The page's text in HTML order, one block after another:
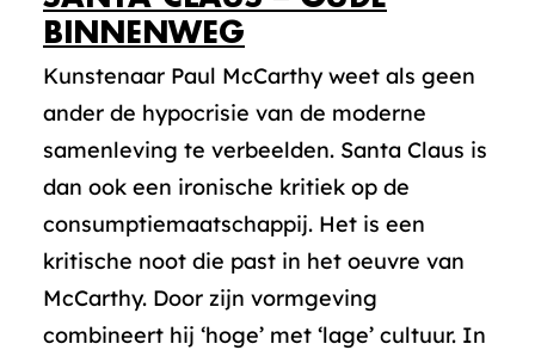
BINNENWEG
Kunstenaar Paul McCarthy weet als geen
ander de hypocrisie van de moderne
samenleving te verbeelden. Santa Claus is
dan ook een ironische kritiek op de
consumptiemaatschappij. Het is een
kritische noot die past in het oeuvre van
McCarthy. Door zijn vormgeving
combineert hij ‘hoge’ met ‘lage’ cultuur. In